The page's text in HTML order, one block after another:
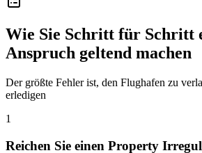
Wie Sie Schritt für Schritt
Anspruch geltend machen
Der größte Fehler ist, den Flughafen zu
erledigen
1
Reichen Sie einen Property